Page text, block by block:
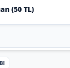
(50 TL)
aksesuar ve